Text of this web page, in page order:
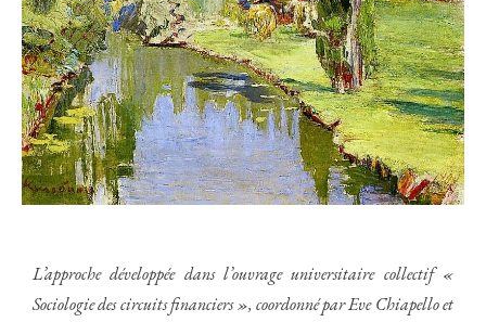
L’approche développée dans l’ouvrage universitaire collectif «
Sociologie des circuits financiers », coordonné par Eve Chiapello et